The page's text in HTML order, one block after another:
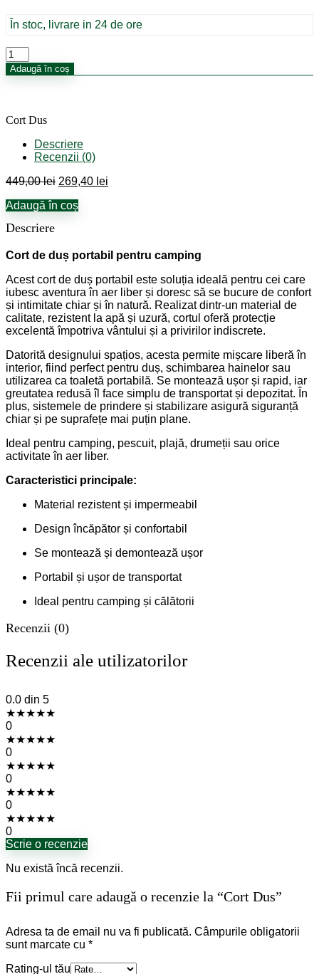
449,00 lei.
În stoc, livrare in 24 de ore
Cantitate
Cort
Dus
Adaugă în coș
Cort Dus
Descriere
Recenzii (0)
449,00lei Prețul
a
269,40 lei
Adaugă în coș
Descriere
Cort de duș portabil pentru camping
Acest cort de duș portabil este soluția ideală pentru cei care
iubesc aventura în aer liber și doresc să se bucure de confort
și intimitate chiar și în natură. Realizat dintr-un material de
calitate, rezistent la apă și uzură, cortul oferă protecție
excelentă împotriva vântului și a privirilor indiscrete.
Datorită designului spațios, acesta permite mișcare liberă în
interior, fiind perfect pentru duș, schimbarea hainelor sau
utilizarea ca toaletă portabilă. Se montează ușor și rapid, iar
greutatea redusă îl face simplu de transportat și depozitat. În
plus, sistemele de prindere și stabilizare asigură siguranță
chiar și pe suprafețe mai puțin plane.
Ideal pentru camping, pescuit, plajă, drumeții sau orice
activitate în aer liber.
Caracteristici principale:
Material rezistent și impermeabil
Design încăpător și confortabil
Se montează și demontează ușor
Portabil și ușor de transportat
Ideal pentru camping și călătorii
Recenzii (0)
Recenzii ale utilizatorilor
0.0 din 5
★★★★★
0
★★★★★
0
★★★★★
0
★★★★★
0
★★★★★
0
Scrie o recenzie
Nu există încă recenzii.
Fii primul care adaugă o recenzie la “Cort Dus”
Adresa ta de email nu va fi publicată. Câmpurile obligatorii
sunt marcate cu *
Rating-ul tău